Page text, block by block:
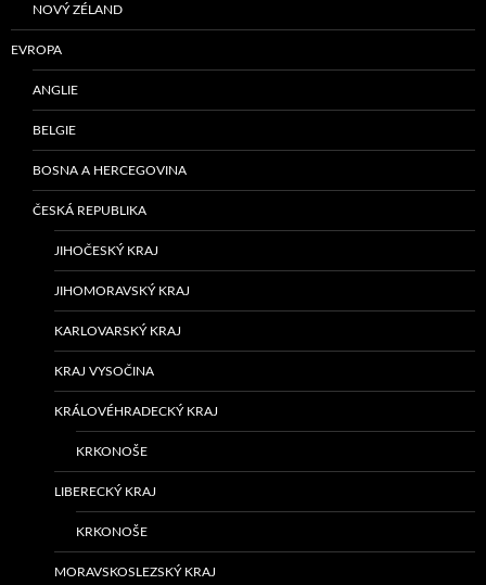
NOVÝ ZÉLAND
EVROPA
ANGLIE
BELGIE
BOSNA A HERCEGOVINA
ČESKÁ REPUBLIKA
JIHOČESKÝ KRAJ
JIHOMORAVSKÝ KRAJ
KARLOVARSKÝ KRAJ
KRAJ VYSOČINA
KRÁLOVÉHRADECKÝ KRAJ
KRKONOŠE
LIBERECKÝ KRAJ
KRKONOŠE
MORAVSKOSLEZSKÝ KRAJ